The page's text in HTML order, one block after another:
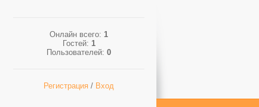
Онлайн всего: 1
Гостей: 1
Пользователей: 0
Регистрация / Вход